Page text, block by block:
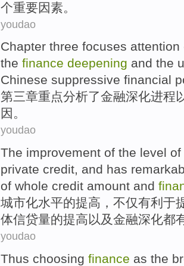
个重要因素 。
youdao
Chapter three focuses attention
the finance deepening and the
Chinese suppressive financial
第三章重点分析了金融深化进程
因 。
youdao
The improvement of the level of
private credit, and has
of whole credit amount and
城市化水平的提高 ， 不仅有利于
体信贷量的提高以及金融深化都
youdao
Thus choosing finance as the